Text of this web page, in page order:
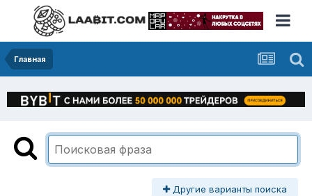
Главная
Другие варианты поиска